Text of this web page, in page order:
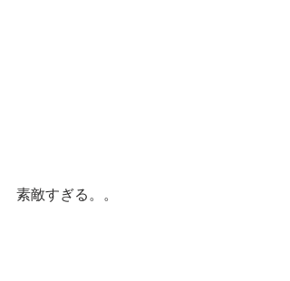
素敵すぎる。。